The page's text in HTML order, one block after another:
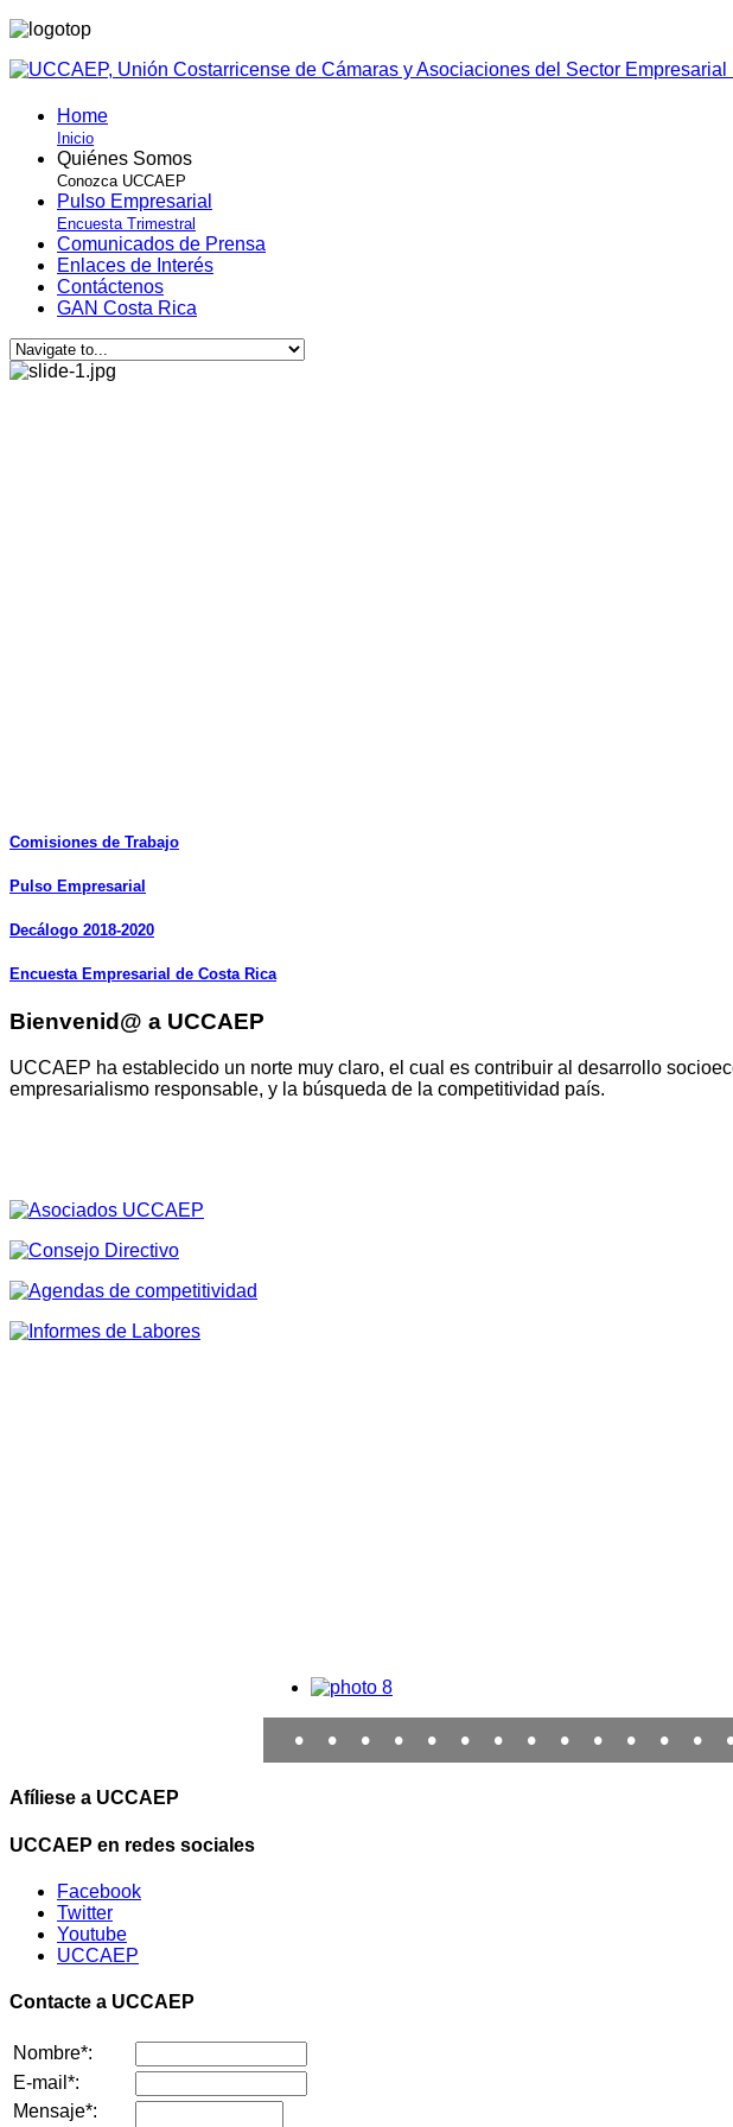
Home
Inicio
Quiénes Somos
Conozca UCCAEP
Pulso Empresarial
Encuesta Trimestral
Comunicados de Prensa
Enlaces de Interés
Contáctenos
GAN Costa Rica
Comisiones de Trabajo
Pulso Empresarial
Decálogo 2018-2020
Encuesta Empresarial de Costa Rica
Bienvenid@ a UCCAEP
UCCAEP ha establecido un norte muy claro, el cual es contribuir al desarrollo
empresarialismo responsable, y la búsqueda de la competitividad país.
• • • • • • • • • • • • •
Afíliese a UCCAEP
UCCAEP en redes sociales
Facebook
Twitter
Youtube
UCCAEP
Contacte a UCCAEP
Nombre*:
E-mail*:
Mensaje*: